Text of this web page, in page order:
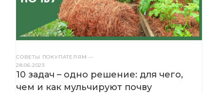
СОВЕТЫ ПОКУПАТЕЛЯМ—
28.06.2023
10 задач – одно решение: для чего,
чем и как мульчируют почву